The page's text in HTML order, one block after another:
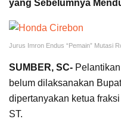
yang Sebelumnya
Jurus Imron Endus “Pemain” Mutasi
SUMBER, SC-
belum dilaksanakan
dipertanyakan ketua
ST.